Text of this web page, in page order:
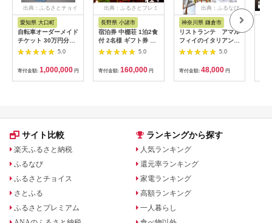
出典：ふるさとチョイ
ス
愛知県 大口町
自転車オーダーメイド
チケット 30万円分
【1360365】
5.0
寄付金額: 1,000,000 円
出典：ふるさとプレミ
アム
長野県 小諸市
宿泊券 中棚荘 1泊2食
付 2名様 ギフト券 チ
ケット 券 宿泊 旅行
5.0
寄付金額: 160,000 円
出典：ふるなび
神奈川県 鎌倉市
リストランテ アマル
フィイのイタリアンデ
ィナーコースA ペア
5.0
寄付金額: 48,000 円
サイト比較
楽天ふるさと納税
ふるなび
ふるさとチョイス
さとふる
ふるさとプレミアム
ランキングから探す
人気ランキング
還元率ランキング
家電ランキング
高額ランキング
一人暮らし